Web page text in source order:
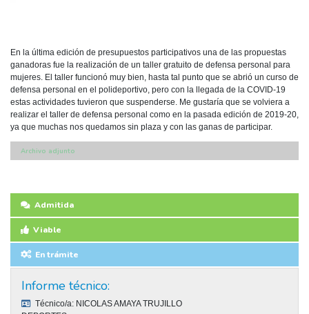
En la última edición de presupuestos participativos una de las propuestas
ganadoras fue la realización de un taller gratuito de defensa personal para
mujeres. El taller funcionó muy bien, hasta tal punto que se abrió un curso de
defensa personal en el polideportivo, pero con la llegada de la COVID-19
estas actividades tuvieron que suspenderse. Me gustaría que se volviera a
realizar el taller de defensa personal como en la pasada edición de 2019-20,
ya que muchas nos quedamos sin plaza y con las ganas de participar.
Archivo adjunto
Admitida
Viable
En trámite
Informe técnico:
Técnico/a: NICOLAS AMAYA TRUJILLO